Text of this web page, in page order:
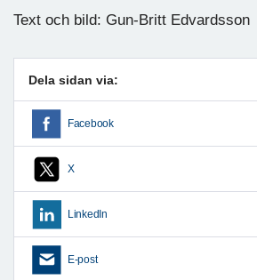
Text och bild: Gun-Britt Edvardsson
Dela sidan via:
Facebook
X
LinkedIn
E-post